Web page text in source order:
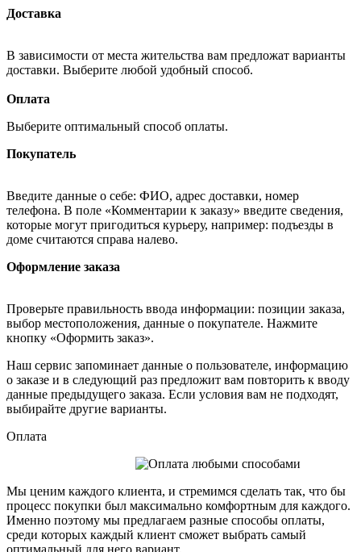
Доставка
В зависимости от места жительства вам предложат варианты
доставки. Выберите любой удобный способ.
Оплата
Выберите оптимальный способ оплаты.
Покупатель
Введите данные о себе: ФИО, адрес доставки, номер
телефона. В поле «Комментарии к заказу» введите сведения,
которые могут пригодиться курьеру, например: подъезды в
доме считаются справа налево.
Оформление заказа
Проверьте правильность ввода информации: позиции заказа,
выбор местоположения, данные о покупателе. Нажмите
кнопку «Оформить заказ».
Наш сервис запоминает данные о пользователе, информацию
о заказе и в следующий раз предложит вам повторить к вводу
данные предыдущего заказа. Если условия вам не подходят,
выбирайте другие варианты.
Оплата
Мы ценим каждого клиента, и стремимся сделать так, что бы
процесс покупки был максимально комфортным для каждого.
Именно поэтому мы предлагаем разные способы оплаты,
среди которых каждый клиент сможет выбрать самый
оптимальный для него вариант.